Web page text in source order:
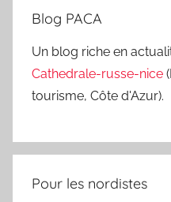
Blog PACA
Un blog riche en
Cathedrale-russe-nice
tourisme, Côte d'Azur).
Pour les nordistes